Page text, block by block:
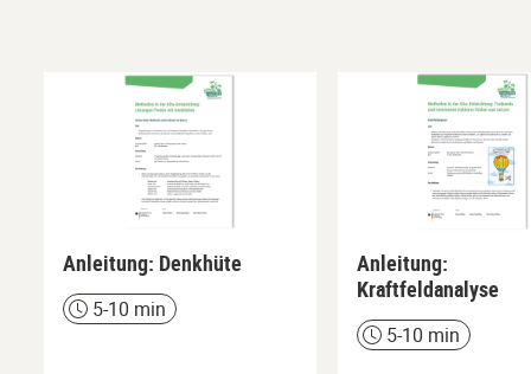
Anleitung: Denkhüte
Zeit5-10 min
Anleitung:
Kraftfeldanalyse
Zeit5-10 min